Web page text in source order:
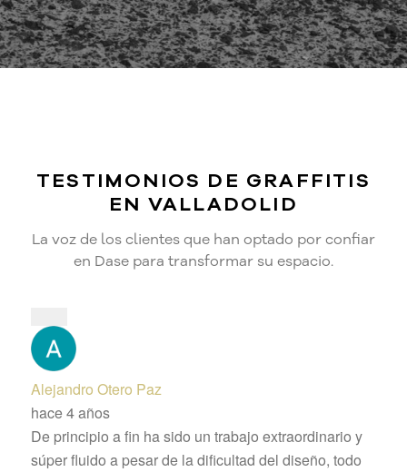
TESTIMONIOS DE GRAFFITIS
EN VALLADOLID
La voz de los clientes que han optado por confiar
en Dase para transformar su espacio.
Alejandro Otero Paz
hace 4 años
De principio a fin ha sido un trabajo extraordinario y
súper fluido a pesar de la dificultad del diseño, todo